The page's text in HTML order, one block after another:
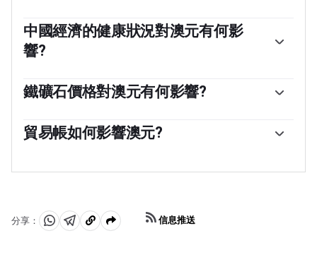
的利率水平來影響澳元(AUD)。這影響了整個經濟的利率
水平。澳大利亞央行的主要目標是通過上調或下調利率來
維持2-3%的穩定通脹率。與其他主要央行相比，相對較高
亞央行還可以使用量化寬松和緊縮政策來影響信貸狀況，
前者對澳元不利，後者對澳元有利。
中國經濟的健康狀況對澳元有何影
響?
況對澳元(AUD)的價值有重大影響。當中國經濟表現良好
時，它會從澳大利亞購買更多的原材料、商品和服務，從
速度不如預期時，情況正好相反。因此，中國經濟增長數
據的正面或負面驚喜通常會對澳元及其貨幣對產生直接影
鐵礦石價格對澳元有何影響?
每年的出口額為1180億美元，中國是其主要出口目的地。
因此，鐵礦石價格可以成為澳元的驅動因素。一般來說，
求會增加。如果鐵礦石價格下跌，情況則正好相反。較高
貿易帳如何影響澳元?
影響澳元價值的另一個因素。如果澳大利亞生產受歡迎的
品的支出。因此，凈貿易余額為正會增強澳元，如果貿易
余額為負則會產生相反的效果。
分享：
分 分 複
信息推送